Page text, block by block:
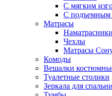
С мягким
С подъемным
Матрасы
Наматрасники
Чехлы
Матрасы
Комоды
Вешалки
Туалетные столики
Зеркала для спальни